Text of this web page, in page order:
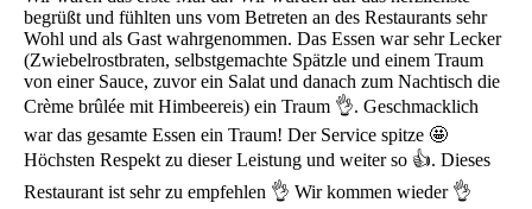
begrüßt und fühlten uns vom Betreten an des Restaurants sehr
Wohl und als Gast wahrgenommen. Das Essen war sehr Lecker
(Zwiebelrostbraten, selbstgemachte Spätzle und einem Traum
von einer Sauce, zuvor ein Salat und danach zum Nachtisch die
Crème brûlée mit Himbeereis) ein Traum 👌. Geschmacklich
war das gesamte Essen ein Traum! Der Service spitze 🤩
Höchsten Respekt zu dieser Leistung und weiter so 👍. Dieses
Restaurant ist sehr zu empfehlen 👌 Wir kommen wieder 👌